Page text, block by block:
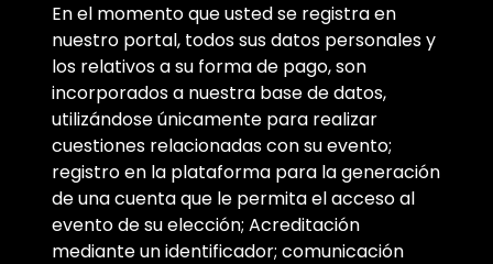
En el momento que usted se registra en
nuestro portal, todos sus datos personales y
los relativos a su forma de pago, son
incorporados a nuestra base de datos,
utilizándose únicamente para realizar
cuestiones relacionadas con su evento;
registro en la plataforma para la generación
de una cuenta que le permita el acceso al
evento de su elección; Acreditación
mediante un identificador; comunicación